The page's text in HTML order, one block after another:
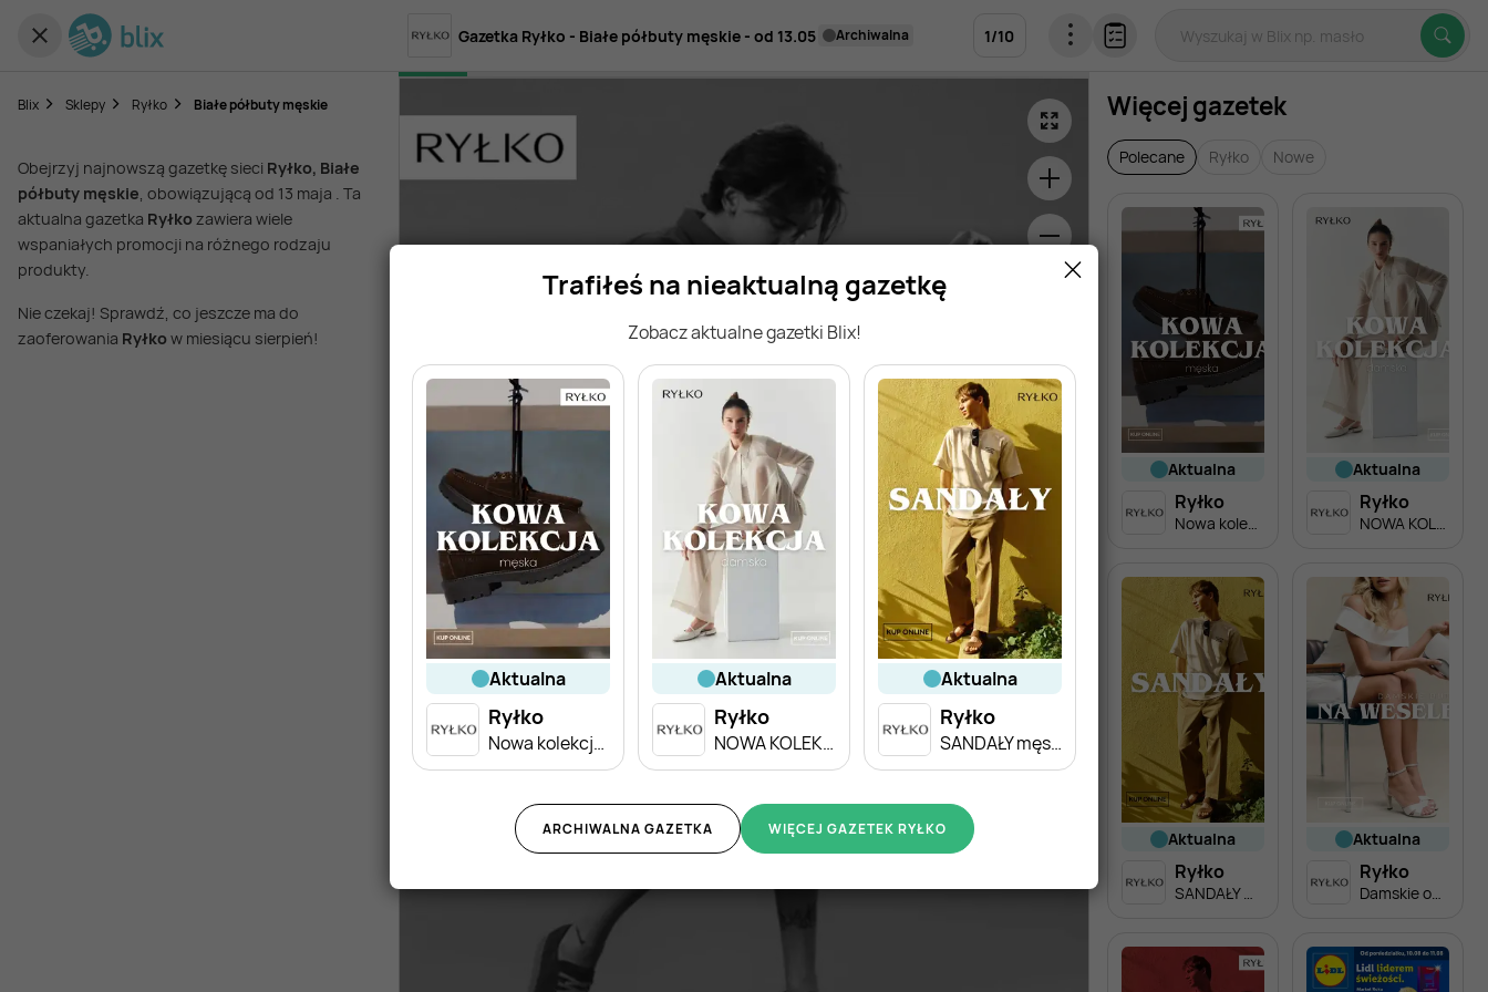
Trafiłeś na nieaktualną gazetkę
Zobacz aktualne gazetki Blix!
aktualna
Ryłko
Nowa kolekcja męska
aktualna
Ryłko
NOWA KOLEKCJA damska
aktualna
Ryłko
SANDAŁY męskie
WIĘCEJ GAZETEK RYŁKO
ARCHIWALNA GAZETKA
Gazetka Ryłko - Białe półbuty męskie - od 13.05 archiwalna 1/10
Blix Sklepy Ryłko Białe półbuty męskie
Obejrzyj najnowszą gazetkę sieci Ryłko, Białe
półbuty męskie, obowiązującą od 13 maja . Ta
aktualna gazetka Ryłko zawiera wiele
wspaniałych promocji na różnego rodzaju
produkty.
Nie czekaj! Sprawdź, co jeszcze ma do
zaoferowania Ryłko w miesiącu sierpień!
Więcej gazetek
Polecane Ryłko Nowe
aktualna
Ryłko
Nowa kolekcja męska
aktualna
Ryłko
NOWA KOLEKCJA damska
aktualna
Ryłko
aktualna
Ryłko